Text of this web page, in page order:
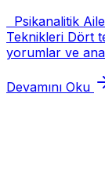
Psikanalitik
Teknikleri Dört
yorumlar ve
Devamını Oku